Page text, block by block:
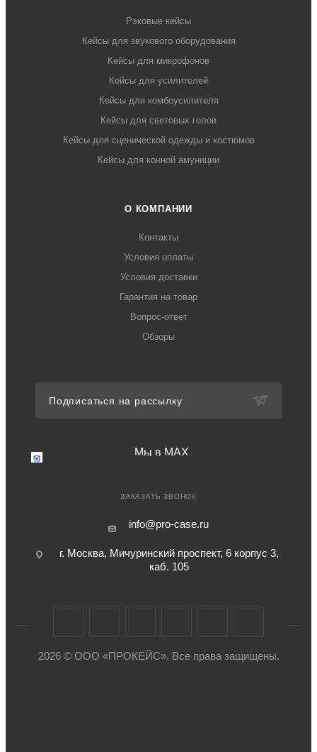
Рэковые кейсы
Кейсы для звукового оборудования
Кейсы для микрофонов
Кейсы для усилителей
Кейсы для комбоусилителя
Кейсы для световых голов
Кейсы для сценической одежды и костюмов
Кейсы для конной амуниции
О КОМПАНИИ
Контакты
Условия оплаты
Условия доставки
Гарантия на товар
Вопрос-ответ
Обзоры
Подписаться на рассылку
Мы в MAX
Мы в MAX
Перейдите в мессенджер MAX
ЗАКАЗАТЬ ЗВОНОК
info@pro-case.ru
г. Москва, Мичуринский проспект, 6 корпус 3,
каб. 105
2026 © ООО «ПРОКЕЙС». Все права защищены.